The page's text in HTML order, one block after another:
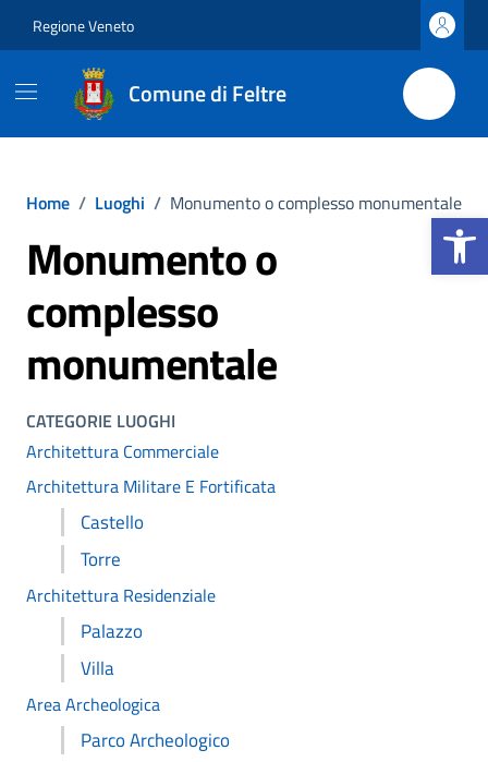
Apri la
Regione Veneto
Comune di Feltre
Home / Luoghi / Monumento o complesso monumentale
Monumento o
complesso
monumentale
CATEGORIE LUOGHI
Architettura Commerciale
Architettura Militare E Fortificata
Castello
Torre
Architettura Residenziale
Palazzo
Villa
Area Archeologica
Parco Archeologico